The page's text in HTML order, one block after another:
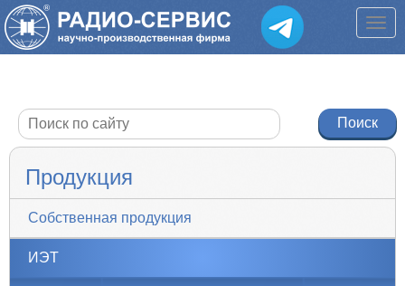
Продукция
Собственная продукция
ИЭТ